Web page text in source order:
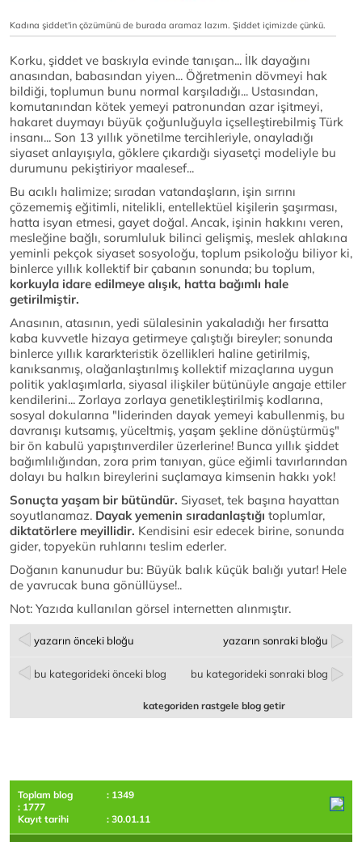
Kadına şiddet'in çözümünü de burada aramaz lazım. Şiddet içimizde çünkü.
Korku, şiddet ve baskıyla evinde tanışan... İlk dayağını
anasından, babasından yiyen... Öğretmenin dövmeyi hak
bildiği, toplumun bunu normal karşıladığı... Ustasından,
komutanından kötek yemeyi patronundan azar işitmeyi,
hakaret duymayı büyük çoğunluğuyla içselleştirebilmiş Türk
insanı... Son 13 yıllık yönetilme tercihleriyle, onayladığı
siyaset anlayışıyla, göklere çıkardığı siyasetçi modeliyle bu
durumunu pekiştiriyor maalesef...
Bu acıklı halimize; sıradan vatandaşların, işin sırrını
çözememiş eğitimli, nitelikli, entellektüel kişilerin şaşırması,
hatta isyan etmesi, gayet doğal. Ancak, işinin hakkını veren,
mesleğine bağlı, sorumluluk bilinci gelişmiş, meslek ahlakına
yeminli pekçok siyaset sosyoloğu, toplum psikoloğu biliyor ki,
binlerce yıllık kollektif bir çabanın sonunda; bu toplum,
korkuyla idare edilmeye alışık, hatta bağımlı hale
getirilmiştir.
Anasının, atasının, yedi sülalesinin yakaladığı her fırsatta
kaba kuvvetle hizaya getirmeye çalıştığı bireyler; sonunda
binlerce yıllık kararkteristik özellikleri haline getirilmiş,
kanıksanmış, olağanlaştırılmış kollektif mizaçlarına uygun
politik yaklaşımlarla, siyasal ilişkiler bütünüyle angaje ettiler
kendilerini... Zorlaya zorlaya genetikleştirilmiş kodlarına,
sosyal dokularına "liderinden dayak yemeyi kabullenmiş, bu
davranışı kutsamış, yüceltmiş, yaşam şekline dönüştürmüş"
bir ön kabulü yapıştırıverdiler üzerlerine! Bunca yıllık şiddet
bağımlılığından, zora prim tanıyan, güce eğimli tavırlarından
dolayı bu halkın bireylerini suçlamaya kimsenin hakkı yok!
Sonuçta yaşam bir bütündür. Siyaset, tek başına hayattan
soyutlanamaz. Dayak yemenin sıradanlaştığı toplumlar,
diktatörlere meyillidir. Kendisini esir edecek birine, sonunda
gider, topyekün ruhlarını teslim ederler.
Doğanın kanunudur bu: Büyük balık küçük balığı yutar! Hele
de yavrucak buna gönüllüyse!..
Not: Yazıda kullanılan görsel internetten alınmıştır.
yazarın önceki bloğu yazarın sonraki bloğu
bu kategorideki önceki blog bu kategorideki sonraki blog
kategoriden rastgele blog getir
Toplam blog
: 1349
: 1777
Kayıt tarihi
: 30.01.11